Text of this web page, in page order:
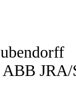
JRA/